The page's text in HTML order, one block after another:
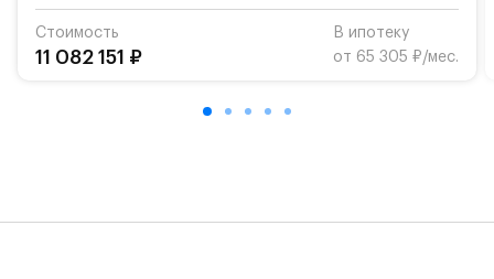
Территория квартала приватная, въезд
осуществляется по пропускам.#yan19-2r1417243#
Стоимость
11 082 151 ₽
В ипотеку
от 65 305 ₽/мес.